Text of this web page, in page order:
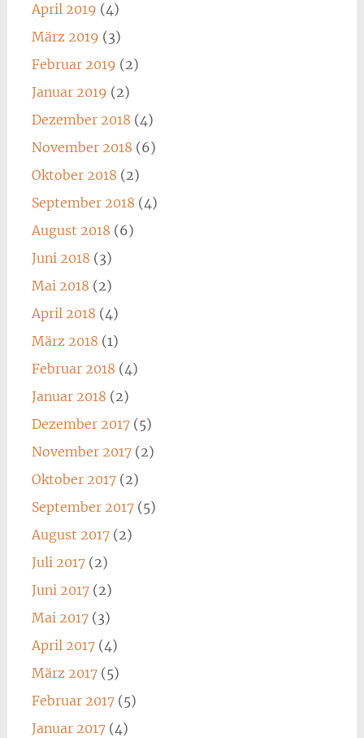
April 2019 (4)
März 2019 (3)
Februar 2019 (2)
Januar 2019 (2)
Dezember 2018 (4)
November 2018 (6)
Oktober 2018 (2)
September 2018 (4)
August 2018 (6)
Juni 2018 (3)
Mai 2018 (2)
April 2018 (4)
März 2018 (1)
Februar 2018 (4)
Januar 2018 (2)
Dezember 2017(5)
November 2017(2)
Oktober 2017(2)
September 2017(5)
August 2017(2)
Juli 2017(2)
Juni 2017(2)
Mai 2017(3)
April 2017(4)
März 2017(5)
Februar 2017(5)
Januar 2017(4)